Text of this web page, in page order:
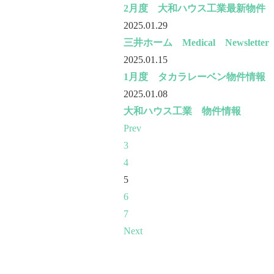
2月度 大和ハウス工業最新物件
2025.01.29
三井ホーム Medical
2025.01.15
1月度 タカラレーベン物件情報
2025.01.08
大和ハウス工業 物件情報
Prev
3
4
5
6
7
Next